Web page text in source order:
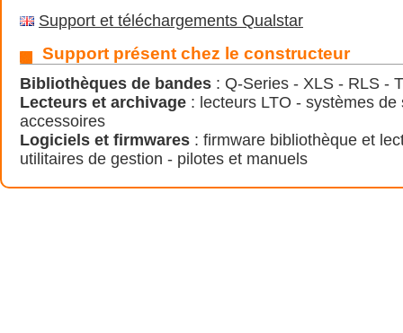
Support et téléchargements Qualstar
Support présent chez le constructeur
Bibliothèques de bandes : Q-Series - XLS - RLS -
Lecteurs et archivage : lecteurs LTO - systèmes de
accessoires
Logiciels et firmwares : firmware bibliothèque et
utilitaires de gestion - pilotes et manuels